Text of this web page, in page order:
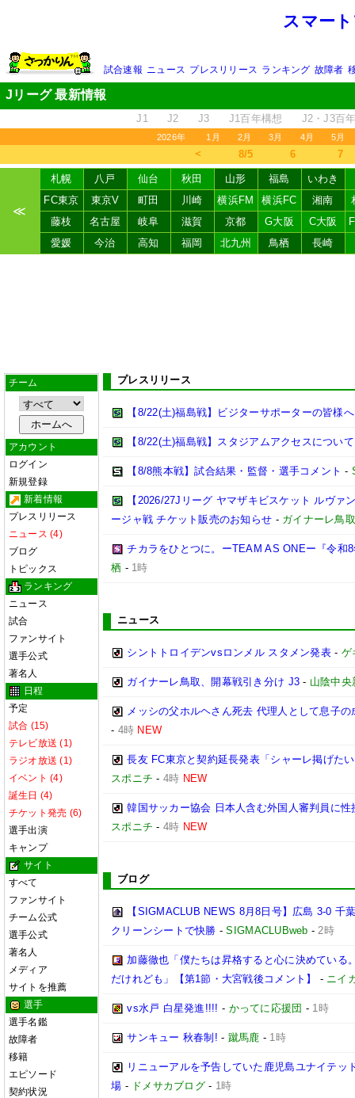
スマー
試合速報 ニュース プレスリリース ランキング 故障者
Jリーグ 最新情報
J1 J2 J3 J1百年構想 J2・J3百
2026年 1月 2月 3月 4月 5月
＜ 8/5 6 7
≪
札幌 八戸 仙台 秋田 山形 福島
いわき
FC東京
東京V 町田 川崎 横浜FM 横浜FC 湘南
藤枝
名古屋 岐阜 滋賀 京都 G大阪 C大阪
愛媛
今治 高知 福岡 北九州 鳥栖 長崎
チーム
アカウント
ログイン
新規登録
新着情報
プレスリリース
ニュース (4)
ブログ
トピックス
ランキング
ニュース
試合
ファンサイト
選手公式
著名人
日程
予定
試合 (15)
テレビ放送 (1)
ラジオ放送 (1)
イベント (4)
誕生日 (4)
チケット発売 (6)
選手出演
キャンプ
サイト
すべて
ファンサイト
チーム公式
選手公式
著名人
メディア
サイトを推薦
選手
選手名鑑
故障者
移籍
エピソード
契約状況
プレスリリース
【8/22(土)福島戦】ビジターサポーターの皆様へ
【8/22(土)福島戦】スタジアムアクセスについて
【8/8熊本戦】試合結果・監督・選手コメント -
【2026/27Jリーグ ヤマザキビスケット ルヴ
ージャ戦 チケット販売のお知らせ - ガイナーレ鳥取
チカラをひとつに。ーTEAM AS ONEー『令和
栖 - 1時
ニュース
シントトロイデンvsロンメル スタメン発表- ゲ
ガイナーレ鳥取、開幕戦引き分け J3 - 山陰中央
メッシの父ホルヘさん死去 代理人として息子
- 4時 NEW
長友 FC東京と契約延長発表「シャーレ掲げた
スポニチ - 4時 NEW
韓国サッカー協会 日本人含む外国人審判員に
スポニチ - 4時 NEW
ブログ
【SIGMACLUB NEWS 8月8日号】広島 3-0
クリーンシートで快勝 -SIGMACLUBweb -2時
加藤徹也「僕たちは昇格すると心に決めてい
だけれども」【第1節・大宮戦後コメント】
- ニイ
vs水戸 白星発進!!!! - かってに応援団 - 1時
サンキュー 秋春制! - 蹴馬鹿 - 1時
リニューアルを予告していた鹿児島ユナイテッ
場 - ドメサカブログ- 1時